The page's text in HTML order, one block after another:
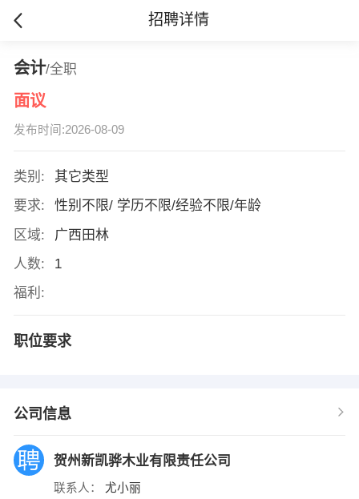
招聘详情
会计/全职
面议
发布时间:2026-08-09
类别:
其它类型
要求:
性别不限/ 学历不限/经验不限/年龄
区域:
广西田林
人数:
1
福利:
职位要求
公司信息
贺州新凯骅木业有限责任公司
联系人： 尤小丽